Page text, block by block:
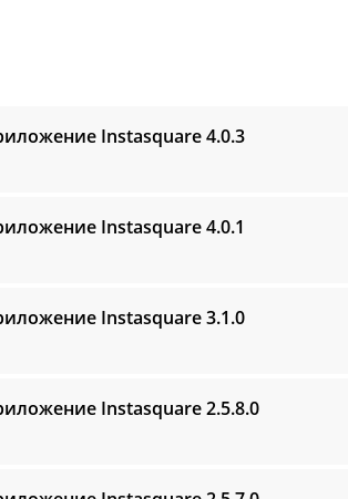
Instasquare4.0.3
Instasquare4.0.1
Instasquare3.1.0
Instasquare2.5.8.0